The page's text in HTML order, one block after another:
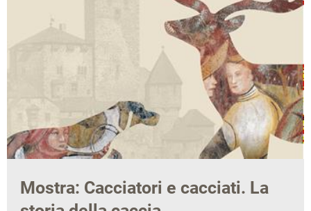
Mostra: Cacciatori e cacciati. La